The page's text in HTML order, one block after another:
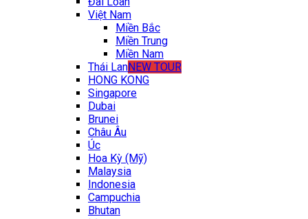
Việt Nam
Miền Bắc
Miền Trung
Miền Nam
Thái LanNEW TOUR
HONG KONG
Singapore
Dubai
Brunei
Châu Âu
Úc
Hoa Kỳ (Mỹ)
Malaysia
Indonesia
Campuchia
Bhutan